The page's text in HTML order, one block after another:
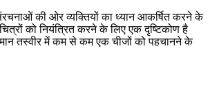
की ओर व्यक्तियों का ध्यान आकर्षित करने के
को नियंत्रित करने के लिए एक दृष्टिकोण है
तस्वीर में कम से कम एक चीजों को पहचानने के